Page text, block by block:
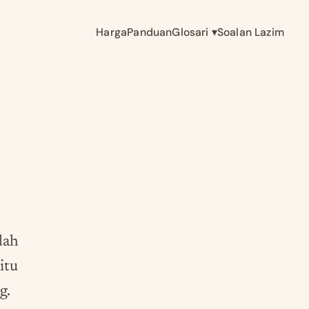
HargaPanduanGlosari ▾Soalan Lazim